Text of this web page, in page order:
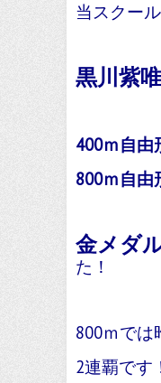
当スクー
黒川紫
400ｍ自由
800ｍ自由
金メダ
た！
800ｍでは
2連覇です